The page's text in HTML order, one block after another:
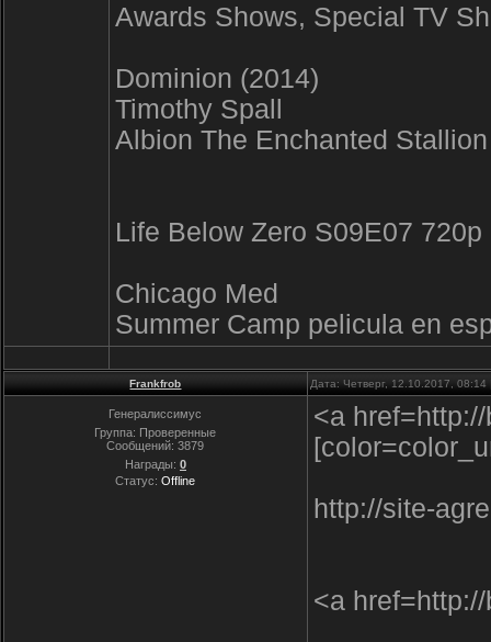
Awards Shows, Special TV
Dominion (2014)
Timothy Spall
Albion The Enchanted
Life Below Zero S09E07
Chicago Med
Summer Camp pelicula en
Frankfrob Дата: Четверг, 12.10.2017,
Генералиссимус
Группа: Проверенные
Сообщений:3879
Награды: 0
Статус:Offline
<a
http://site-
<a